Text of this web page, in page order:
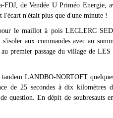
FDJ, de Vendée U Priméo Energie,
l'écart n'était plus que d'une minute !
pour le maillot à pois LECLERC
aux commandes avec au
premier passage du village de
LANDBO-NORTOFT
de 25 secondes à dix kilomètres
question. En dépit de soubresauts